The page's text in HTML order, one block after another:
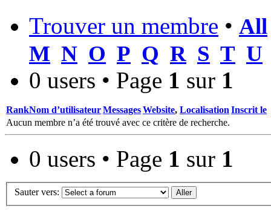
Trouver un membre • All
M N O P Q R S T U
0 users • Page 1 sur 1
RankNom d’utilisateurMessagesWebsite, Localisation Inscrit le
Aucun membre n’a été trouvé avec ce critère de recherche.
0 users • Page 1 sur 1
Sauter vers: